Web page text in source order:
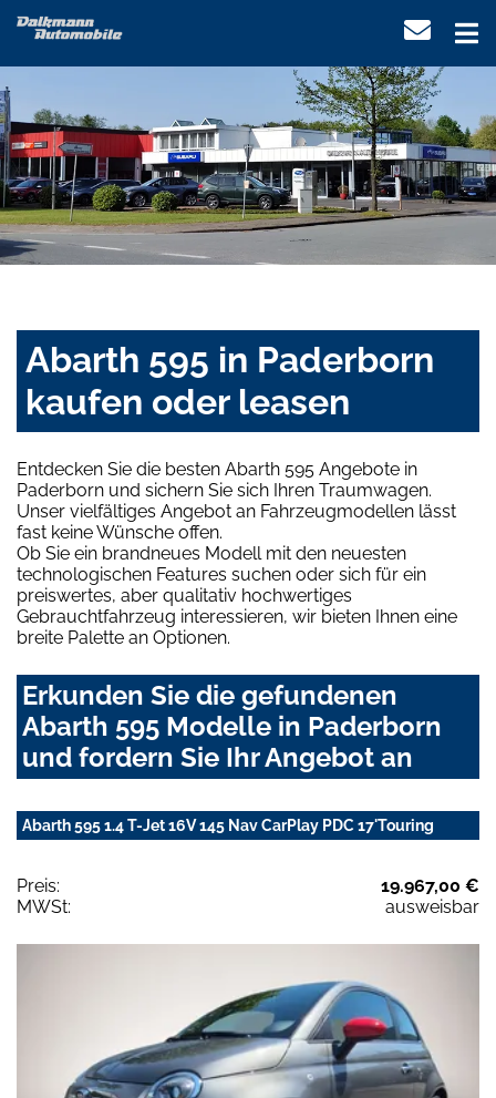
Abarth 595 in Paderborn
kaufen oder leasen
Entdecken Sie die besten Abarth 595 Angebote in
Paderborn und sichern Sie sich Ihren Traumwagen.
Unser vielfältiges Angebot an Fahrzeugmodellen lässt
fast keine Wünsche offen.
Ob Sie ein brandneues Modell mit den neuesten
technologischen Features suchen oder sich für ein
preiswertes, aber qualitativ hochwertiges
Gebrauchtfahrzeug interessieren, wir bieten Ihnen eine
breite Palette an Optionen.
Erkunden Sie die gefundenen
Abarth 595 Modelle in Paderborn
und fordern Sie Ihr Angebot an
Abarth 595 1.4 T-Jet 16V 145 Nav CarPlay PDC 17'Touring
Preis:
19.967,00 €
MWSt:
ausweisbar